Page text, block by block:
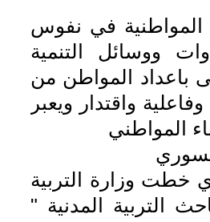
المواطنية في نفوس
ووسائل التنمية
باعداد المواطن من
واقتدار ويعبر
المواطني
خطت وزارة التربية
التربية المدنية "